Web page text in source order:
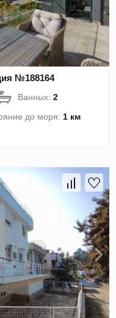
№188164
Ванных:2
до моря: 1 км